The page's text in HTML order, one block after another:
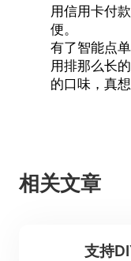
用信用卡付
便。
有了智能点
用排那么长
的口味，真
相关文章
支持